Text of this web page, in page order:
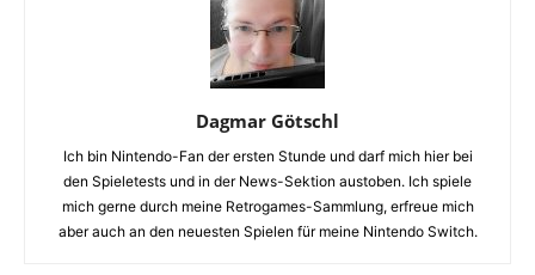
Dagmar Götschl
Ich bin Nintendo-Fan der ersten Stunde und darf mich hier bei
den Spieletests und in der News-Sektion austoben. Ich spiele
mich gerne durch meine Retrogames-Sammlung, erfreue mich
aber auch an den neuesten Spielen für meine Nintendo Switch.